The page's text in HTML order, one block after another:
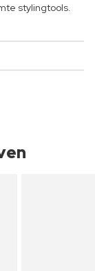
stylingtools.